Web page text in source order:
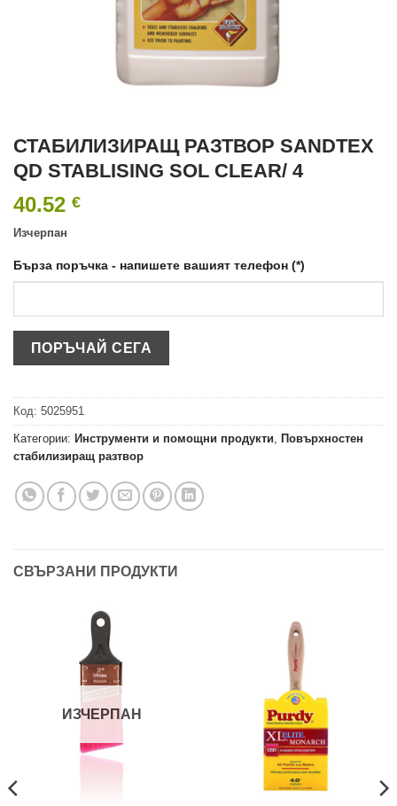
СТАБИЛИЗИРАЩ РАЗТВОР SANDTEX
QD STABLISING SOL CLEAR/ 4
40.52 €
Изчерпан
Бърза поръчка - напишете вашият телефон (*)
Код: 5025951
Категории: Инструменти и помощни продукти, Повърхностен
стабилизиращ разтвор
СВЪРЗАНИ ПРОДУКТИ
ИЗЧЕРПАН